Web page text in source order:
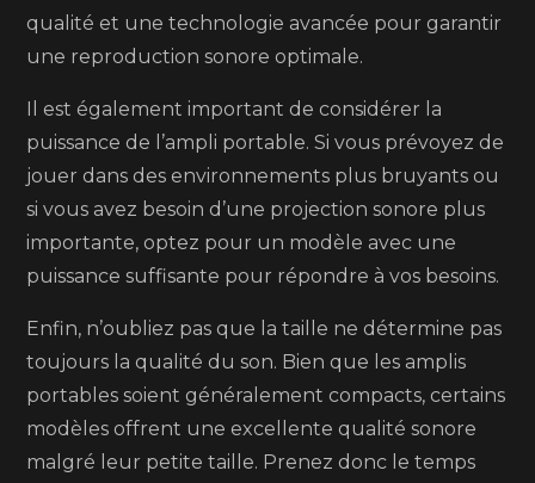
qualité et une technologie avancée pour garantir
une reproduction sonore optimale.
Il est également important de considérer la
puissance de l’ampli portable. Si vous prévoyez de
jouer dans des environnements plus bruyants ou
si vous avez besoin d’une projection sonore plus
importante, optez pour un modèle avec une
puissance suffisante pour répondre à vos besoins.
Enfin, n’oubliez pas que la taille ne détermine pas
toujours la qualité du son. Bien que les amplis
portables soient généralement compacts, certains
modèles offrent une excellente qualité sonore
malgré leur petite taille. Prenez donc le temps